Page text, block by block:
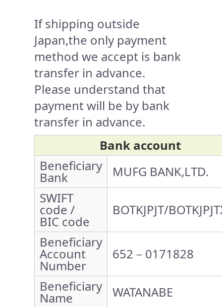
If shipping outside
Japan,the only payment
method we accept is bank
transfer in advance.
Please understand that
payment will be by bank
transfer in advance.
Bank account
Beneficiary
Bank
MUFG BANK,LTD.
SWIFT
code /
BIC code
BOTKJPJT/
Beneficiary
Account
Number
652－0171828
Beneficiary
Name WATANABE